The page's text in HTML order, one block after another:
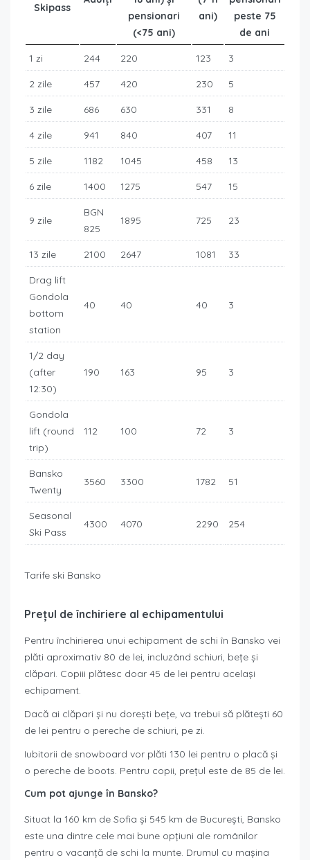
Skipass
pensionari
(<75 ani)
ani)
peste 75
de ani
1 zi 244 220 123 3
2 zile 457 420 230 5
3 zile 686 630 331 8
4 zile 941 840 407 11
5 zile 1182 1045 458 13
6 zile 1400 1275 547 15
9 zile
BGN
825
1895 725 23
13 zile 2100 2647 1081 33
Drag lift
Gondola
bottom
station
40 40 40 3
1/2 day
(after
12:30)
190 163 95 3
Gondola
lift (round
trip)
112 100 72 3
Bansko
Twenty
3560 3300 1782 51
Seasonal
Ski Pass
4300 4070 2290 254
Tarife ski Bansko
Prețul de închiriere al echipamentului
Pentru închirierea unui echipament de schi în Bansko vei
plăti aproximativ 80 de lei, incluzând schiuri, bețe și
clăpari. Copiii plătesc doar 45 de lei pentru același
echipament.
Dacă ai clăpari și nu dorești bețe, va trebui să plătești 60
de lei pentru o pereche de schiuri, pe zi.
Iubitorii de snowboard vor plăti 130 lei pentru o placă și
o pereche de boots. Pentru copii, prețul este de 85 de lei.
Cum pot ajunge în Bansko?
Situat la 160 km de Sofia și 545 km de București, Bansko
este una dintre cele mai bune opțiuni ale românilor
pentru o vacanță de schi la munte. Drumul cu mașina